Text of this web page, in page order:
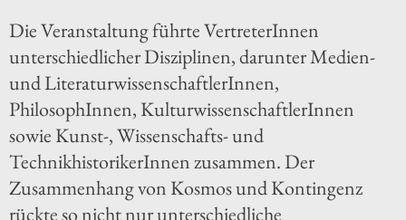
Die Veranstaltung führte VertreterInnen
unterschiedlicher Disziplinen, darunter Medien-
und LiteraturwissenschaftlerInnen,
PhilosophInnen, KulturwissenschaftlerInnen
sowie Kunst-, Wissenschafts- und
TechnikhistorikerInnen zusammen. Der
Zusammenhang von Kosmos und Kontingenz
rückte so nicht nur unterschiedliche